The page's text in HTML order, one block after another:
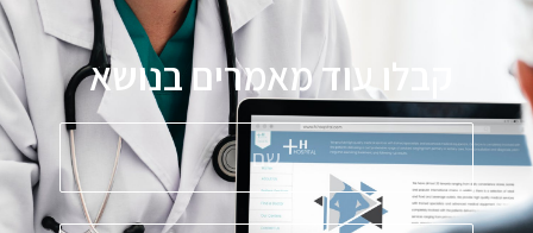
קבלו עוד מאמרים בנושאפ